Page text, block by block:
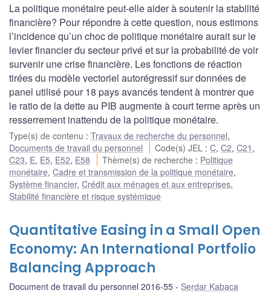
La politique monétaire peut-elle aider à soutenir la stabilité
financière? Pour répondre à cette question, nous estimons
l’incidence qu’un choc de politique monétaire aurait sur le
levier financier du secteur privé et sur la probabilité de voir
survenir une crise financière. Les fonctions de réaction
tirées du modèle vectoriel autorégressif sur données de
panel utilisé pour 18 pays avancés tendent à montrer que
le ratio de la dette au PIB augmente à court terme après un
resserrement inattendu de la politique monétaire.
Type(s) de contenu : Travaux de recherche du personnel,
Documents de travail du personnel
Code(s) JEL :C,C2,C21 ,
C23, E, E5, E52, E58 Thème(s) de recherche : Politique
monétaire, Cadre et transmission de la politique monétaire,
Système financier, Crédit aux ménages et aux entreprises,
Stabilité financière et risque systémique
Quantitative Easing in a Small Open
Economy: An International Portfolio
Balancing Approach
Document de travail du personnel 2016-55 Serdar Kabaca